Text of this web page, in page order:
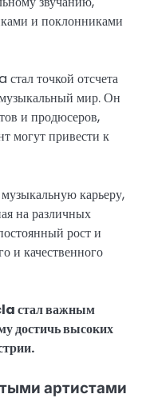
и поклонниками
точкой отсчета
мир. Он
и продюсеров,
могут привести к
карьеру,
на различных
рост и
и качественного
стал важным
достичь высоких
артистами